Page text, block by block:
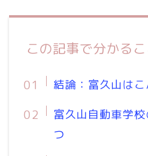
この記事で分かるこ
結論：富久山は
富久山自動車学
つ